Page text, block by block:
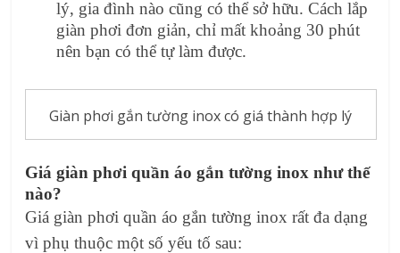
lý, gia đình nào cũng có thể sở hữu. Cách lắp
giàn phơi đơn giản, chỉ mất khoảng 30 phút
nên bạn có thể tự làm được.
Giàn phơi gắn tường inox có giá thành hợp lý
Giá giàn phơi quần áo gắn tường inox như thế
nào?
Giá giàn phơi quần áo gắn tường inox rất đa dạng
vì phụ thuộc một số yếu tố sau: